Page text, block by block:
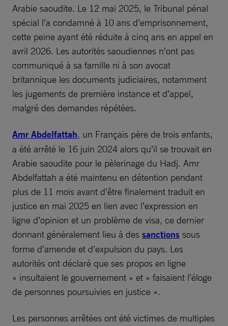
Arabie saoudite. Le 12 mai 2025, le Tribunal pénal
spécial l’a condamné à 10 ans d’emprisonnement,
cette peine ayant été réduite à cinq ans en appel en
avril 2026. Les autorités saoudiennes n’ont pas
communiqué à sa famille ni à son avocat
britannique les documents judiciaires, notamment
les jugements de première instance et d’appel,
malgré des demandes répétées.
Amr Abdelfattah, un Français père de trois enfants,
a été arrêté le 16 juin 2024 alors qu’il se trouvait en
Arabie saoudite pour le pèlerinage du Hadj. Amr
Abdelfattah a été maintenu en détention pendant
plus de 11 mois avant d’être finalement traduit en
justice en mai 2025 en lien avec l’expression en
ligne d’opinion et un problème de visa, ce dernier
donnant généralement lieu à des sanctions sous
forme d’amende et d’expulsion du pays. Les
autorités ont déclaré que ses propos en ligne
« insultaient le gouvernement » et « faisaient l’éloge
de personnes poursuivies en justice ».
Les personnes arrêtées ont été victimes de multiples